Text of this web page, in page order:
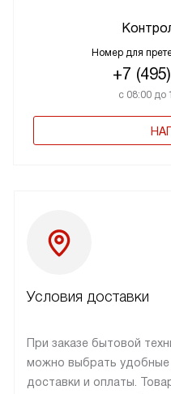
Номер для
+7
с 08:00 до
Условия доставки
При заказе бытовой
можно выбрать удобные
доставки и оплаты.